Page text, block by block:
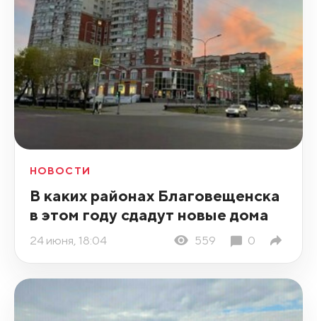
НОВОСТИ
В каких районах Благовещенска
в этом году сдадут новые дома
24 июня, 18:04 559 0